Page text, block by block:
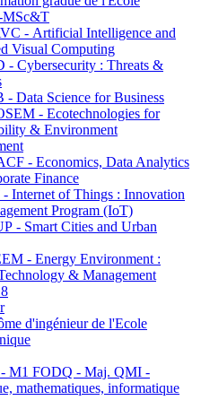
MSc&T
- Artificial Intelligence and
Visual Computing
- Cybersecurity : Threats &
- Data Science for Business
- Ecotechnologies for
& Environment
- Economics, Data Analytics
Finance
Internet of Things : Innovation
Program (IoT)
- Smart Cities and Urban
- Energy Environment :
& Management
d'ingénieur de l'Ecole
M1 FODQ - Maj. QMI -
mathematiques, informatique